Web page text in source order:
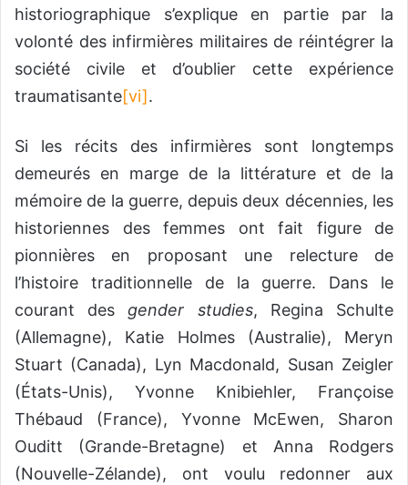
historiographique s’explique en partie par la
volonté des infirmières militaires de réintégrer la
société civile et d’oublier cette expérience
traumatisante[vi].
Si les récits des infirmières sont longtemps
demeurés en marge de la littérature et de la
mémoire de la guerre, depuis deux décennies, les
historiennes des femmes ont fait figure de
pionnières en proposant une relecture de
l’histoire traditionnelle de la guerre. Dans le
courant des gender studies, Regina Schulte
(Allemagne), Katie Holmes (Australie), Meryn
Stuart (Canada), Lyn Macdonald, Susan Zeigler
(États-Unis), Yvonne Knibiehler, Françoise
Thébaud (France), Yvonne McEwen, Sharon
Ouditt (Grande-Bretagne) et Anna Rodgers
(Nouvelle-Zélande), ont voulu redonner aux